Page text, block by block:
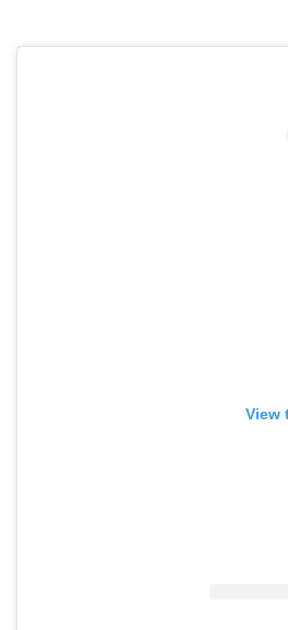
View